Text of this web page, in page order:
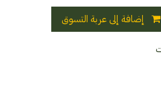
إضافة إلى عربة التسوق